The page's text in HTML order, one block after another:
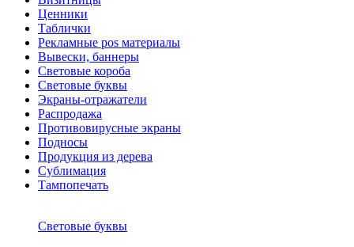
Ценники
Таблички
Рекламные pos материалы
Вывески, баннеры
Световые короба
Световые буквы
Экраны-отражатели
Распродажа
Противовирусные экраны
Подносы
Продукция из дерева
Сублимация
Тампопечать
Световые буквы